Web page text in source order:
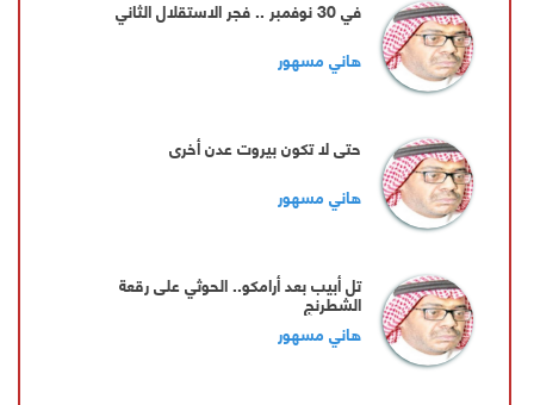
‏في 30 نوفمبر .. فجر الاستقلال الثاني
هاني مسهور
‏حتى لا تكون بيروت عدن أخرى
هاني مسهور
تل أبيب بعد أرامكو.. الحوثي على رقعة
الشطرنج
هاني مسهور